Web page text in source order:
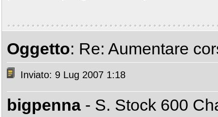
Oggetto: Re: Aumentare
Inviato: 9 Lug 2007 1:18
bigpenna - S. Stock 600